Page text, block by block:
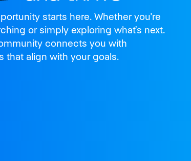
starts here. Whether you're
or simply exploring what’s next.
connects you with
that align with your goals.